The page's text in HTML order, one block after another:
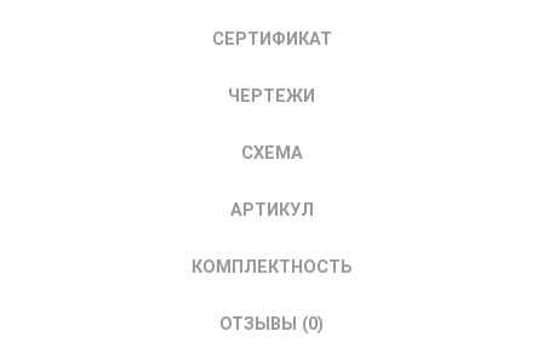
СЕРТИФИКАТ
ЧЕРТЕЖИ
СХЕМА
АРТИКУЛ
КОМПЛЕКТНОСТЬ
ОТЗЫВЫ (0)